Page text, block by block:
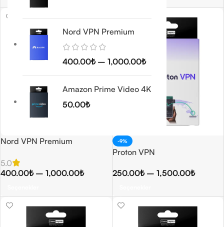
Nord VPN Premium
400.00₺ – 1,000.00₺
Amazon Prime Video 4K
50.00₺
Nord VPN Premium
5.0
400.00₺ – 1,000.00₺
-9%
Proton VPN
250.00₺ – 1,500.00₺